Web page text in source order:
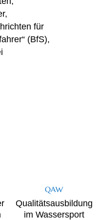
für
(BfS),
QAW
Qualitätsausbildung
im Wassersport